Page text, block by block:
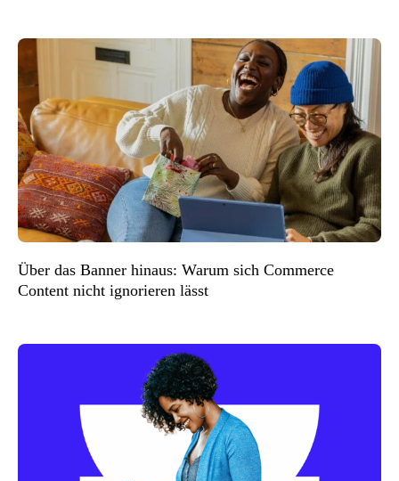
Über das Banner hinaus: Warum sich Commerce
Content nicht ignorieren lässt